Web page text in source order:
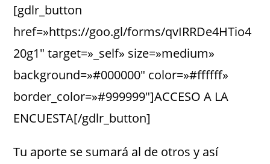
[gdlr_button
href=»https://goo.gl/forms/qvIRRDe4HTio4
20g1″ target=»_self» size=»medium»
background=»#000000″ color=»#ffffff»
border_color=»#999999″]ACCESO A LA
ENCUESTA[/gdlr_button]
Tu aporte se sumará al de otros y así